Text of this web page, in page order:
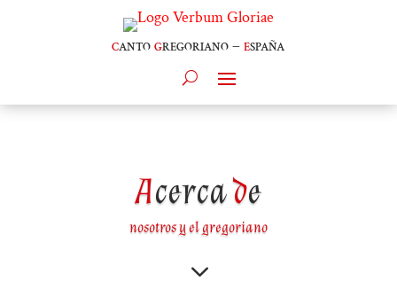
cantogregoriano –españa
Acercade
nosotros y el gregoriano
3